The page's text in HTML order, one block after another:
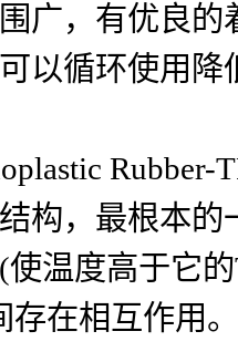
广，有优良
以循环使用
构，最根本
使温度高于它
存在相互作用